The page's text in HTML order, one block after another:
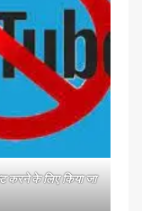
करने के लिए किया जा